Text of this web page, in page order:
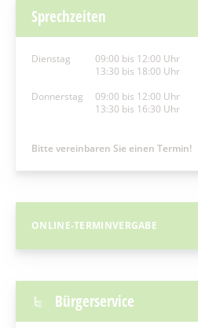
Sprechzeiten
Dienstag
09:00 bis 12:00 Uhr
13:30 bis 18:00 Uhr
Donnerstag
09:00 bis 12:00 Uhr
13:30 bis 16:30 Uhr
Bitte vereinbaren Sie einen Termin!
ONLINE-TERMINVERGABE
Bürgerservice